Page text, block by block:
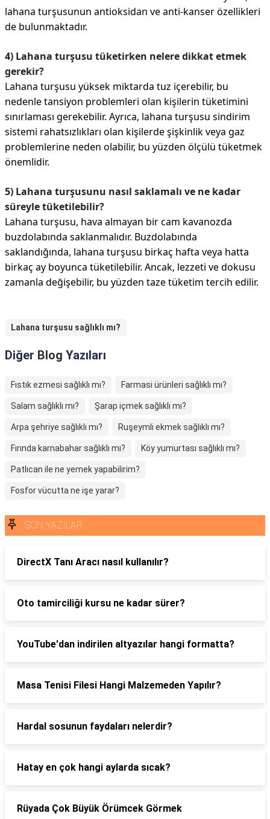
lahana turşusunun antioksidan ve anti-kanser özellikleri
de bulunmaktadır.
4) Lahana turşusu tüketirken nelere dikkat etmek
gerekir?
Lahana turşusu yüksek miktarda tuz içerebilir, bu
nedenle tansiyon problemleri olan kişilerin tüketimini
sınırlaması gerekebilir. Ayrıca, lahana turşusu sindirim
sistemi rahatsızlıkları olan kişilerde şişkinlik veya gaz
problemlerine neden olabilir, bu yüzden ölçülü tüketmek
önemlidir.
5) Lahana turşusunu nasıl saklamalı ve ne kadar
süreyle tüketilebilir?
Lahana turşusu, hava almayan bir cam kavanozda
buzdolabında saklanmalıdır. Buzdolabında
saklandığında, lahana turşusu birkaç hafta veya hatta
birkaç ay boyunca tüketilebilir. Ancak, lezzeti ve dokusu
zamanla değişebilir, bu yüzden taze tüketim tercih edilir.
Lahana turşusu sağlıklı mı?
Diğer Blog Yazıları
Fıstık ezmesi sağlıklı mı? Farmasi ürünleri sağlıklı mı?
Salam sağlıklı mı? Şarap içmek sağlıklı mı?
Arpa şehriye sağlıklı mı? Ruşeymli ekmek sağlıklı mı?
Fırında karnabahar sağlıklı mı? Köy yumurtası sağlıklı mı?
Patlıcan ile ne yemek yapabilirim?
Fosfor vücutta ne işe yarar?
SON YAZILAR
DirectX Tanı Aracı nasıl kullanılır?
Oto tamirciliği kursu ne kadar sürer?
YouTube'dan indirilen altyazılar hangi formatta?
Masa Tenisi Filesi Hangi Malzemeden Yapılır?
Hardal sosunun faydaları nelerdir?
Hatay en çok hangi aylarda sıcak?
Rüyada Çok Büyük Örümcek Görmek